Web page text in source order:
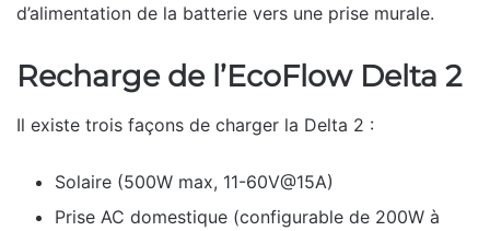
d’alimentation de la batterie vers une prise murale.
Recharge de l’EcoFlow Delta 2
Il existe trois façons de charger la Delta 2 :
Solaire (500W max, 11-60V@15A)
Prise AC domestique (configurable de 200W à